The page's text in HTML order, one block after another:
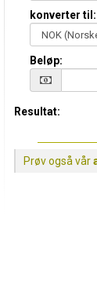
konverter til:
Beløp:
Resultat:
Prøv også vår